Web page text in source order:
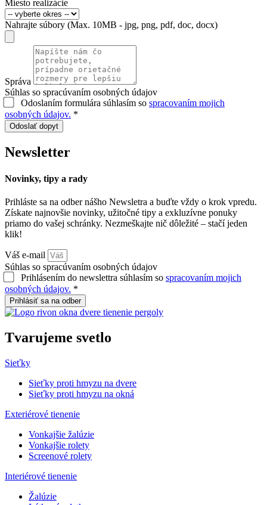
Miesto realizácie
Nahrajte súbory (Max. 10MB - jpg, png, pdf, doc, docx)
Správa
Súhlas so spracúvaním osobných údajov
Odoslaním formulára súhlasím so spracovaním mojich
osobných údajov. *
Odoslať dopyt
Newsletter
Novinky, tipy a rady
Prihláste sa na odber nášho Newsletra a buďte vždy o krok vpredu.
Získate najnovšie novinky, užitočné tipy a exkluzívne ponuky
priamo do vašej schránky. Nezmeškajte nič dôležité – stačí jeden
klik!
Váš e-mail
Súhlas so spracúvaním osobných údajov
Prihlásením do newslettra súhlasím so spracovaním mojich
osobných údajov. *
Prihlásiť sa na odber
Tvarujeme svetlo
Sieťky
Sieťky proti hmyzu na dvere
Sieťky proti hmyzu na okná
Exteriérové tienenie
Vonkajšie žalúzie
Vonkajšie rolety
Screenové rolety
Interiérové tienenie
Žalúzie